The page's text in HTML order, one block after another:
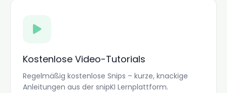
Kostenlose Video-Tutorials
Regelmäßig kostenlose Snips – kurze, knackige
Anleitungen aus der snipKI Lernplattform.